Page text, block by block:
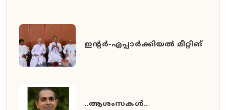
ഇൻ്റർ-എപ്പാർക്കിയൽ മീറ്റിങ്
..ആശംസകൾ..